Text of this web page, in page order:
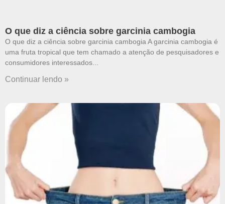
O que diz a ciência sobre garcinia cambogia
O que diz a ciência sobre garcinia cambogia A garcinia cambogia é
uma fruta tropical que tem chamado a atenção de pesquisadores e
consumidores interessados
Continuar lendo »